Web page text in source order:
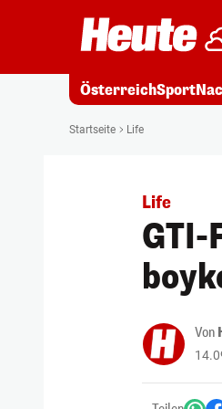
ÖsterreichSport
Startseite Life
Life
Von